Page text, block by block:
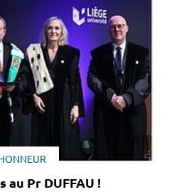
Pr DUFFAU !